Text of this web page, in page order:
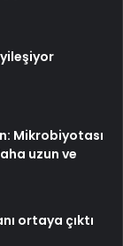
Mikrobiyotası
uzun ve
ortaya çıktı